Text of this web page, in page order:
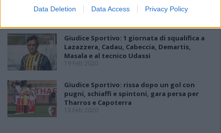
Data Deletion Data Access Privacy Policy
20 Feb 2020
Giudice Sportivo: 1 giornata di squalifica a
Lazazzera, Cadau, Cabeccia, Demartis,
Masala e al tecnico Udassi
19 Feb 2020
Giudice Sportivo: rissa dopo un gol con
pugni, schiaffi e spintoni, gara persa per
Tharros e Capoterra
13 Feb 2020